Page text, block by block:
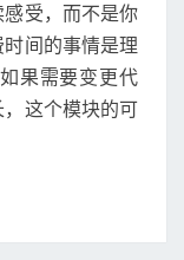
受，而不是你
间的事情是理
果需要变更代
这个模块的可